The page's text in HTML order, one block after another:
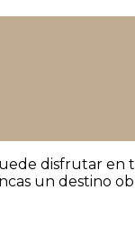
disfrutar en
un destino